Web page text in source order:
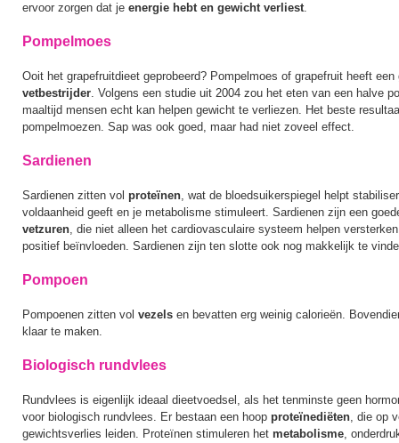
ervoor zorgen dat je energie hebt en gewicht verliest.
Pompelmoes
Ooit het grapefruitdieet geprobeerd? Pompelmoes of grapefruit heeft
vetbestrijder. Volgens een studie uit 2004 zou het eten van een halve
maaltijd mensen echt kan helpen gewicht te verliezen. Het beste
pompelmoezen. Sap was ook goed, maar had niet zoveel effect.
Sardienen
Sardienen zitten vol proteïnen, wat de bloedsuikerspiegel helpt
voldaanheid geeft en je metabolisme stimuleert. Sardienen zijn een
vetzuren, die niet alleen het cardiovasculaire systeem helpen
positief beïnvloeden. Sardienen zijn ten slotte ook nog makkelijk te
Pompoen
Pompoenen zitten vol vezels en bevatten erg weinig calorieën.
klaar te maken.
Biologisch rundvlees
Rundvlees is eigenlijk ideaal dieetvoedsel, als het tenminste geen
voor biologisch rundvlees. Er bestaan een hoop proteïnediëten, die op
gewichtsverlies leiden. Proteïnen stimuleren het metabolisme,